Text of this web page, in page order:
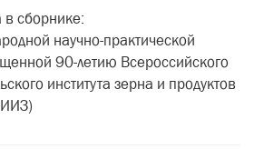
в сборнике:
научно-практической
90-летию Всероссийского
института зерна и продуктов